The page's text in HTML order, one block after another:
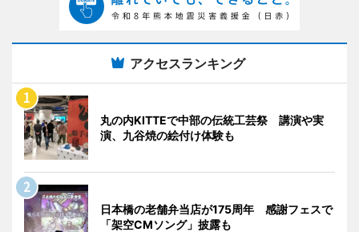
アクセスランキング
丸の内KITTEで中部の伝統工芸祭 講演や実
演、九谷焼の絵付け体験も
日本橋の老舗弁当店が175周年 感謝フェスで
「架空CMソング」披露も